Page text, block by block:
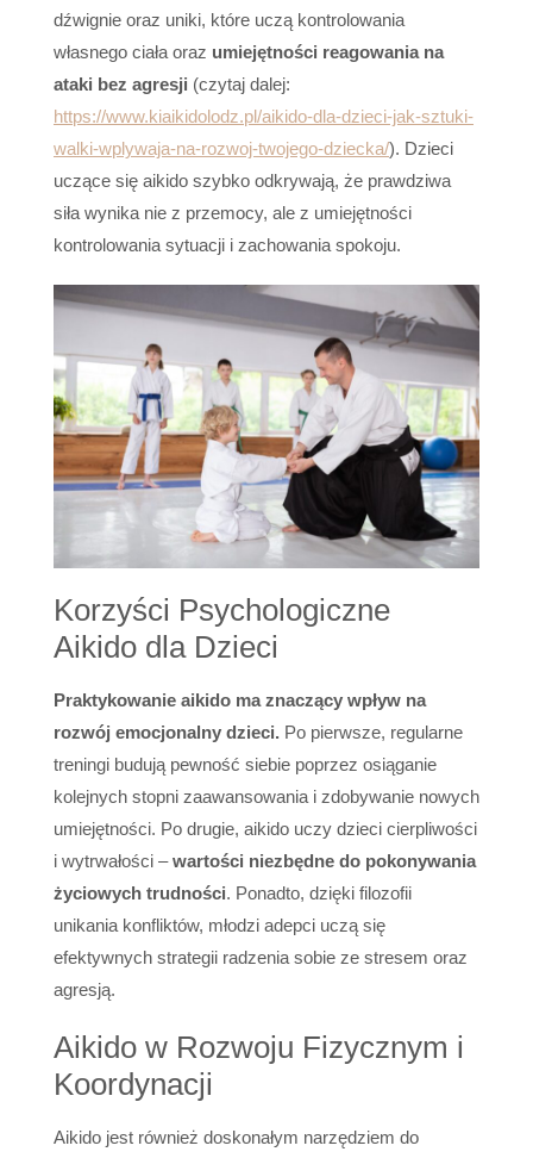
dźwignie oraz uniki, które uczą kontrolowania
własnego ciała oraz umiejętności reagowania na
ataki bez agresji (czytaj dalej:
https://www.kiaikidolodz.pl/aikido-dla-dzieci-jak-sztuki-
walki-wplywaja-na-rozwoj-twojego-dziecka/). Dzieci
uczące się aikido szybko odkrywają, że prawdziwa
siła wynika nie z przemocy, ale z umiejętności
kontrolowania sytuacji i zachowania spokoju.
Korzyści Psychologiczne
Aikido dla Dzieci
Praktykowanie aikido ma znaczący wpływ na
rozwój emocjonalny dzieci. Po pierwsze, regularne
treningi budują pewność siebie poprzez osiąganie
kolejnych stopni zaawansowania i zdobywanie nowych
umiejętności. Po drugie, aikido uczy dzieci cierpliwości
i wytrwałości –wartości niezbędne do pokonywania
życiowych trudności. Ponadto, dzięki filozofii
unikania konfliktów, młodzi adepci uczą się
efektywnych strategii radzenia sobie ze stresem oraz
agresją.
Aikido w Rozwoju Fizycznym i
Koordynacji
Aikido jest również doskonałym narzędziem do